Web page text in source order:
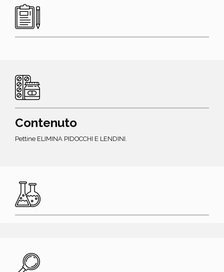
Contenuto
Pettine ELIMINA PIDOCCHI E LENDINI.